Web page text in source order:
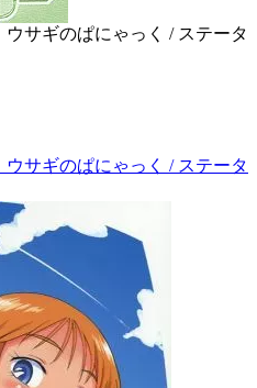
サギのぱにゃっく / ステータ
サギのぱにゃっく / ステータ